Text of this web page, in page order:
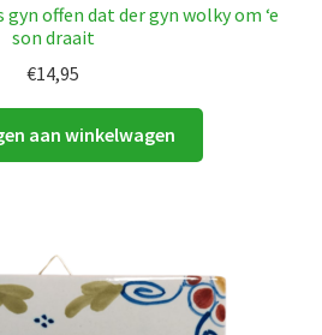
gyn offen dat der gyn wolky om ‘e
son draait
€14,95
aan winkelwagen